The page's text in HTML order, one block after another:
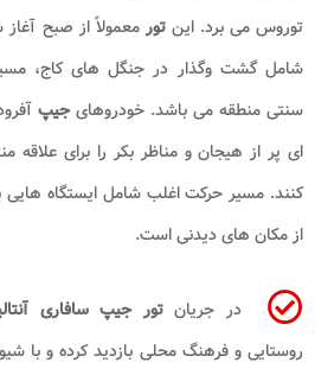
توروس می برد. اینتورمعمولاً از صبح آغاز
شامل گشت وگذار در جنگل های کاج،
سنتی منطقه می باشد. خودروهایجیپ
ای پر از هیجان و مناظر بکر را برای علاقه
کنند. مسیر حرکت اغلب شامل ایستگاه هایی
از مکان های دیدنی است.
در جریانتور جیپ سافاری
روستایی و فرهنگ محلی بازدید کرده و با